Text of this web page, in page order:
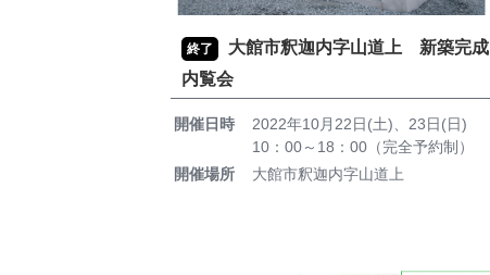
終了
大館市釈迦内字山道上 新築完成
内覧会
開催日時
2022年10月22日(土)、23日(日)
10：00～18：00（完全予約制）
開催場所
大館市釈迦内字山道上